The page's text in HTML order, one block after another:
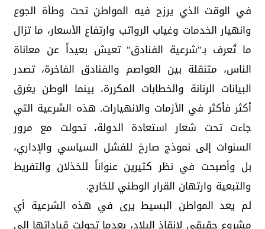
في الوقت الذي يرزح فيه المواطن تحت وطأة الجوع
وانهيار الخدمات وغياب الرواتب وارتفاع الأسعار، ما تزال
ما تُعرف بـ"شرعية الفنادق" تعيش بعيداً عن معاناة
الناس، متنقلة بين العواصم والفنادق الفاخرة، تصدر
البيانات الرنانة والخطابات المكررة، بينما الوطن يغرق
أكثر فأكثر في الأزمات والانهيارات. هذه الشرعية التي
جاءت تحت شعار استعادة الدولة، تحولت مع مرور
السنوات إلى نموذج صارخ للفشل السياسي والإداري،
بل وأصبحت في نظر كثيرين عنواناً للخذلان والتفريط
والتبعية وارتهان القرار الوطني للخارج.
لم يعد المواطن البسيط يرى في هذه الشرعية أي
مشروع حقيقي لإنقاذ البلاد، بعدما تحولت قياداتها إلى